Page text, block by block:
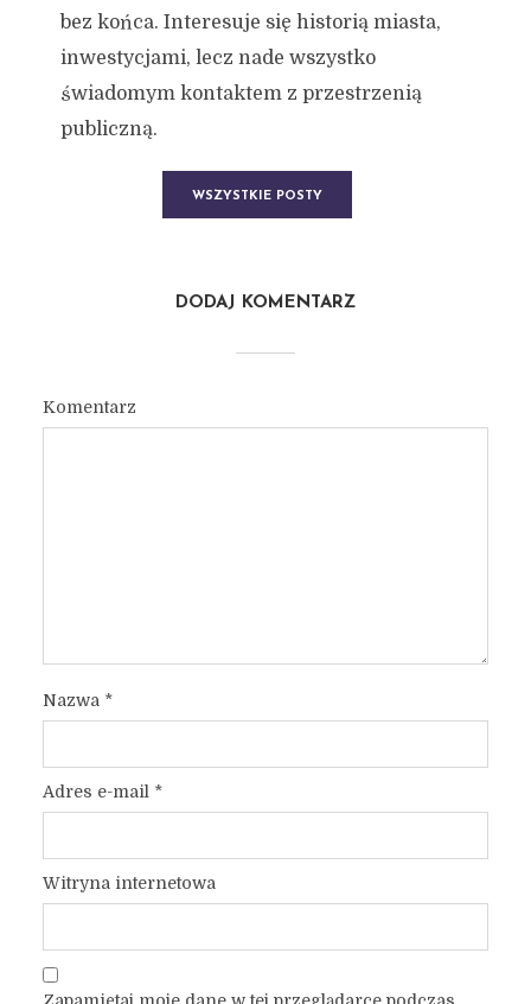
bez końca. Interesuje się historią miasta,
inwestycjami, lecz nade wszystko
świadomym kontaktem z przestrzenią
publiczną.
WSZYSTKIE POSTY
DODAJ KOMENTARZ
Komentarz
Nazwa *
Adres e-mail *
Witryna internetowa